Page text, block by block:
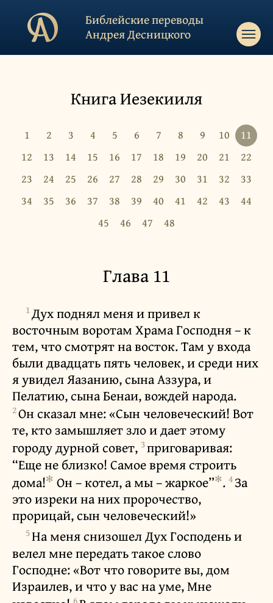
Библейские переводы
Андрея Десницкого
Книга Иезекииля
1 2 3 4 5 6 7 8 9 10
11
12
13 14 15 16 17 18 19 20 21
22
23
24 25 26 27 28 29 30 31 32
33
34
35 36 37 38 39 40 41 42 43
44
45
46 47 48
Глава 11
1Дух поднял меня и привел к
восточным воротам Храма Господня – к
тем, что смотрят на восток. Там у входа
были двадцать пять человек, и среди них
я увидел Яазанию, сына Аззура, и
Пелатию, сына Бенаи, вождей народа.
2Он сказал мне: «Сын человеческий! Вот
те, кто замышляет зло и дает этому
городу дурной совет, 3приговаривая:
“Еще не близко! Самое время строить
дома!✻ Он – котел, а мы – жаркое”✻. 4За
это изреки на них пророчество,
прорицай, сын человеческий!»
5На меня снизошел Дух Господень и
велел мне передать такое слово
Господне: «Вот что говорите вы, дом
Израилев, и что у вас на уме, Мне
6